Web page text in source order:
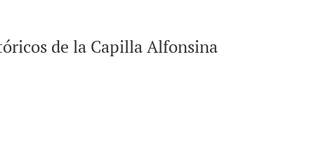
de la Capilla Alfonsina